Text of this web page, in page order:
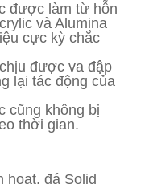
được làm từ hỗn
và Alumina
cực kỳ chắc
được va đập
lại tác động của
cũng không bị
thời gian.
hoạt, đá Solid